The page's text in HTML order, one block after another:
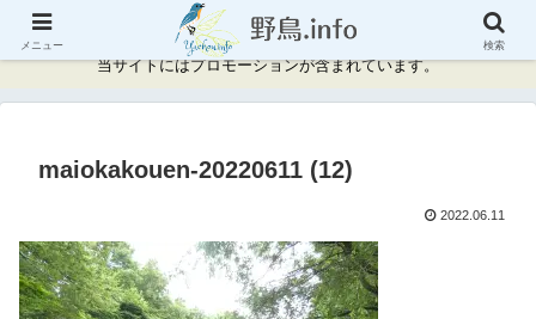
神奈川県周辺の野鳥情報と記録
当サイトにはプロモーションが含まれています。
maiokakouen-20220611 (12)
2022.06.11
メニュー 検索